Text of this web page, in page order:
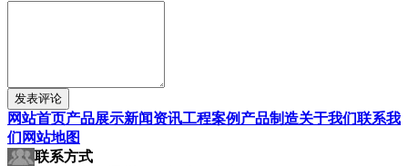
网站首页产品展示新闻资讯工程案例 产品制造关于我们联系我
们 网站地图
联系方式